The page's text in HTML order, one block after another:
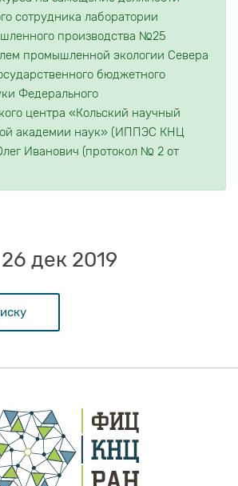
сотрудника лаборатории
производства №25
промышленной экологии Севера
бюджетного
Федерального
центра «Кольский научный
академии наук» (ИППЭС КНЦ
Иванович (протокол № 2 от
26 дек 2019